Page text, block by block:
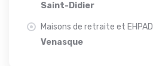
Saint-Didier
Maisons de retraite et EHPAD
Venasque